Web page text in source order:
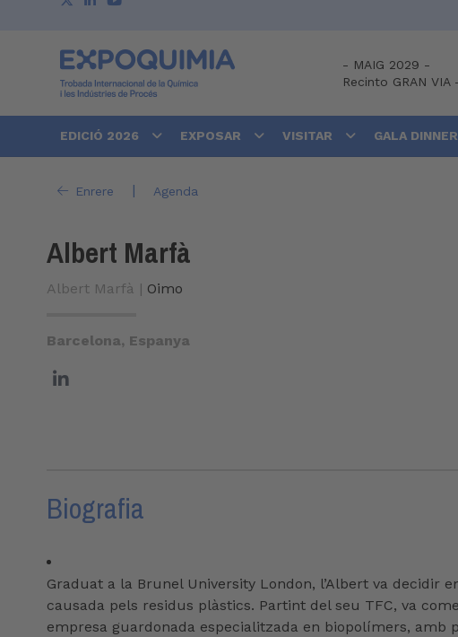
- MAIG 2029 -
Recinto GRAN VIA
EDICIÓ 2026 EXPOSAR VISITAR GALA DINNER
Enrere | Agenda
Albert Marfà
Albert Marfà | Oimo
Barcelona, Espanya
Biografia
Graduat a la Brunel University London, l’Albert va decidir
causada pels residus plàstics. Partint del seu TFC, va
empresa guardonada especialitzada en biopolímers,